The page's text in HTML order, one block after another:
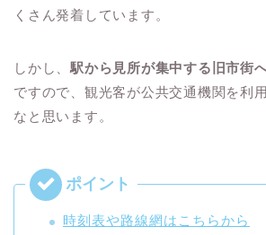
くさん発着しています。
しかし、駅から見所が集中する旧市街
ですので、観光客が公共交通機関を利
なと思います。
時刻表や路線網はこちらから